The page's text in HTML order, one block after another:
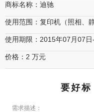
商标名称：迪驰
使用范围：复印机（照相、
使用期限：2015年07月07
价格：2 万元
要好
需求描述：